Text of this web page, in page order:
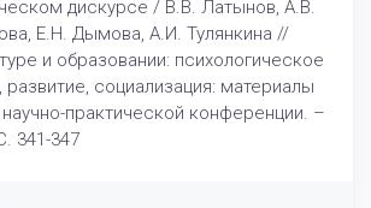
дискурсе / В.В. Латынов, А.В.
Е.Н. Дымова, А.И. Тулянкина //
и образовании: психологическое
социализация: материалы
практической конференции. –
341-347